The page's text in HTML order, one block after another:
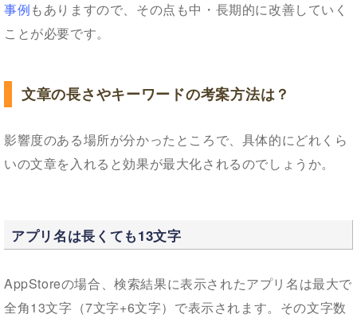
事例もありますので、その点も中・長期的に改善していく
ことが必要です。
文章の長さやキーワードの考案方法は？
影響度のある場所が分かったところで、具体的にどれくら
いの文章を入れると効果が最大化されるのでしょうか。
アプリ名は長くても13文字
AppStoreの場合、検索結果に表示されたアプリ名は最大で
全角13文字（7文字+6文字）で表示されます。その文字数